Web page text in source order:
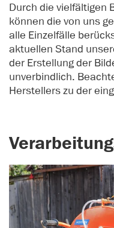
Durch die vielfältigen
können die von uns
alle Einzelfälle
aktuellen Stand
der Erstellung der
unverbindlich.
Herstellers zu der